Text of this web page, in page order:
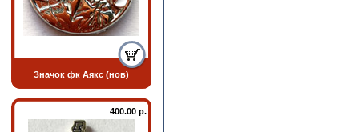
Значок фк Аякс (нов)
400.00 р.